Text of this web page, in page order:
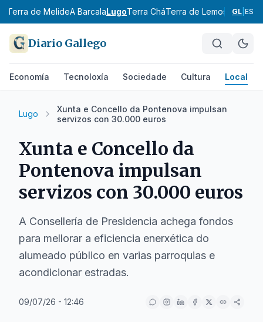
Terra de MelideA BarcalaLugoTerra CháTerra de Lemos A
GL ES
Diario Gallego
Economía Tecnoloxía Sociedade Cultura Local
Lugo
Xunta e Concello da Pontenova impulsan
servizos con 30.000 euros
Xunta e Concello da
Pontenova impulsan
servizos con 30.000 euros
A Consellería de Presidencia achega fondos
para mellorar a eficiencia enerxética do
alumeado público en varias parroquias e
acondicionar estradas.
09/07/26 - 12:46